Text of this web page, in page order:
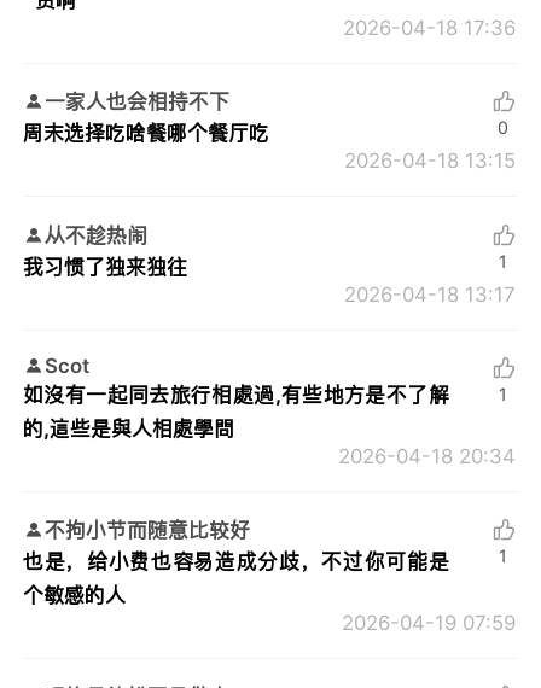
2026-04-18 17:36
一家人也会相持不下
周末选择吃啥餐哪个餐厅吃
2026-04-18 13:15
0
从不趁热闹
我习惯了独来独往
2026-04-18 13:17
1
Scot
如沒有一起同去旅行相處過,有些地方是不了解
的,這些是與人相處學問
2026-04-18 20:34
1
不拘小节而随意比较好
也是，给小费也容易造成分歧，不过你可能是
个敏感的人
2026-04-19 07:59
1